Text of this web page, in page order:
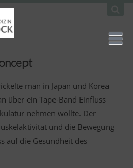
man in Japan und Korea
über ein Tape-Band Einfluss
nehmen wollte. Der
und die Bewegung
auf die Gesundheit des